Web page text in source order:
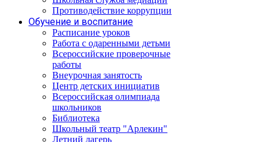
Противодействие коррупции
Обучение и воспитание
Расписание уроков
Работа с одаренными детьми
Всероссийские проверочные
работы
Внеурочная занятость
Центр детских инициатив
Всероссийская олимпиада
школьников
Библиотека
Школьный театр "Арлекин"
Летний лагерь